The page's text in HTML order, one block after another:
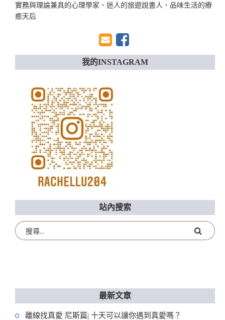
實務與理論兼具的心理學家、迷人的旅遊說書人、品味生活的療
癒天后
我的INSTAGRAM
站內搜索
最新文章
離線找真愛 尼斯篇| 十天可以讓你遇到真愛嗎？